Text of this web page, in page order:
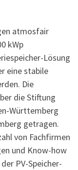
atmosfair
kWp
Lösung
eine stabile
Die
die Stiftung
Württemberg
getragen.
von Fachfirmen
und Know-how
PV-Speicher-